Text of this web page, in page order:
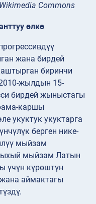
Commons
өлкө
жана бирдей
биринчи
жылдын 15-
бирдей жыныстагы
каршы
укуктук укуктарга
берген нике-
мыйзам
мыйзам Латын
үчүн күрөштүн
аймактагы